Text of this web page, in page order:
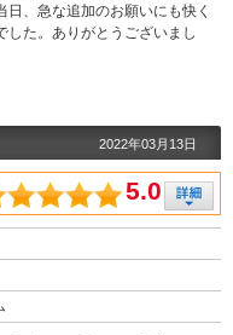
、急な追加のお願いにも快く
した。ありがとうございまし
2022年03月13日
5.0